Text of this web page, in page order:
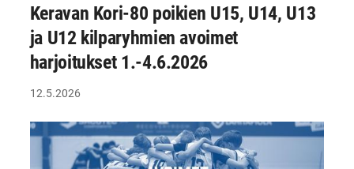
Keravan Kori-80 poikien U15, U14, U13
ja U12 kilparyhmien avoimet
harjoitukset 1.-4.6.2026
12.5.2026